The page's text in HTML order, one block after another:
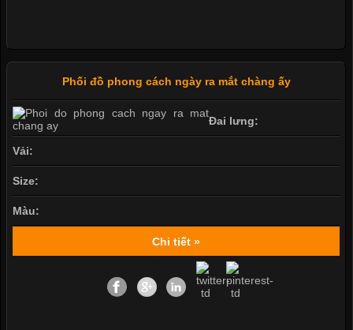
Phối đồ phong cách ngày ra mắt chàng ấy
Đai lưng:
Vải:
Size:
Màu:
Chi tiết »